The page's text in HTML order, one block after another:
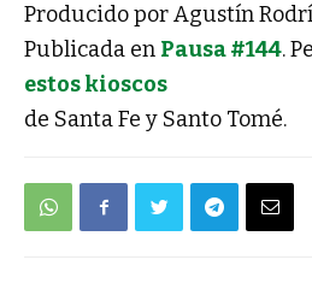
Producido por Agustín
Publicada en Pausa #144.
estos kioscos
de Santa Fe y Santo Tomé.